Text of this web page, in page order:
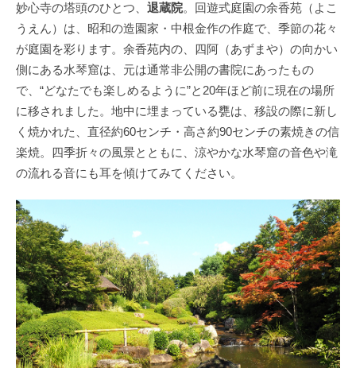
妙心寺の塔頭のひとつ、退蔵院。回遊式庭園の余香苑（よこ
うえん）は、昭和の造園家・中根金作の作庭で、季節の花々
が庭園を彩ります。余香苑内の、四阿（あずまや）の向かい
側にある水琴窟は、元は通常非公開の書院にあったもの
で、“どなたでも楽しめるように”と20年ほど前に現在の場所
に移されました。地中に埋まっている甕は、移設の際に新し
く焼かれた、直径約60センチ・高さ約90センチの素焼きの信
楽焼。四季折々の風景とともに、涼やかな水琴窟の音色や滝
の流れる音にも耳を傾けてみてください。